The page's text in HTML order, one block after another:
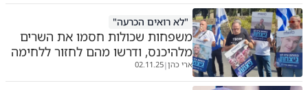
"לא רואים הכרעה"
משפחות שכולות חסמו את השרים
מלהיכנס, ודרשו מהם לחזור ללחימה
ארי כהן|
02.11.25